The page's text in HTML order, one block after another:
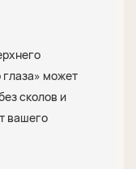
может
сколов и
вашего